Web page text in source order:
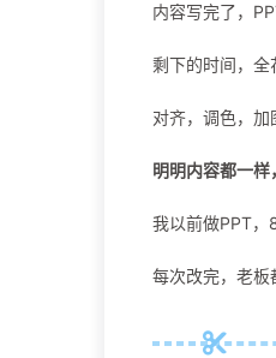
内容写完了，
剩下的时间，全
对齐，调色，加
明明内容都一样
我以前做PPT，
每次改完，老板